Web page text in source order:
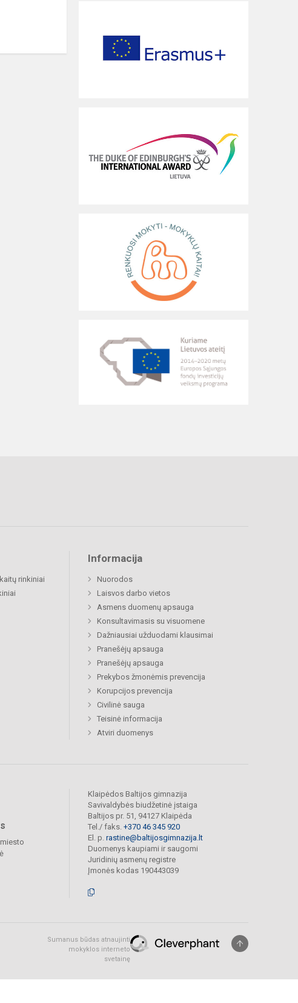
rinkiniai
Informacija
Nuorodos
Laisvos darbo vietos
Asmens duomenų apsauga
Konsultavimasis su visuomene
Dažniausiai užduodami klausimai
Pranešėjų apsauga
Pranešėjų apsauga
Prekybos žmonėmis prevencija
Korupcijos prevencija
Civilinė sauga
Teisinė informacija
Atviri duomenys
Klaipėdos Baltijos gimnazija
Savivaldybės biudžetinė įstaiga
Baltijos pr. 51, 94127 Klaipėda
Tel./ faks. +370 46 345 920
El. p. rastine@baltijosgimnazija.lt
Duomenys kaupiami ir saugomi
Juridinių asmenų registre
Įmonės kodas 190443039
Sumanus būdas atnaujinti
mokyklos interneto
svetainę